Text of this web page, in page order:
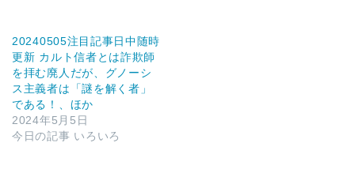
20240505注目記事日中随時
更新 カルト信者とは詐欺師
を拝む廃人だが、グノーシ
ス主義者は「謎を解く者」
である！、ほか
2024年5月5日
今日の記事 いろいろ